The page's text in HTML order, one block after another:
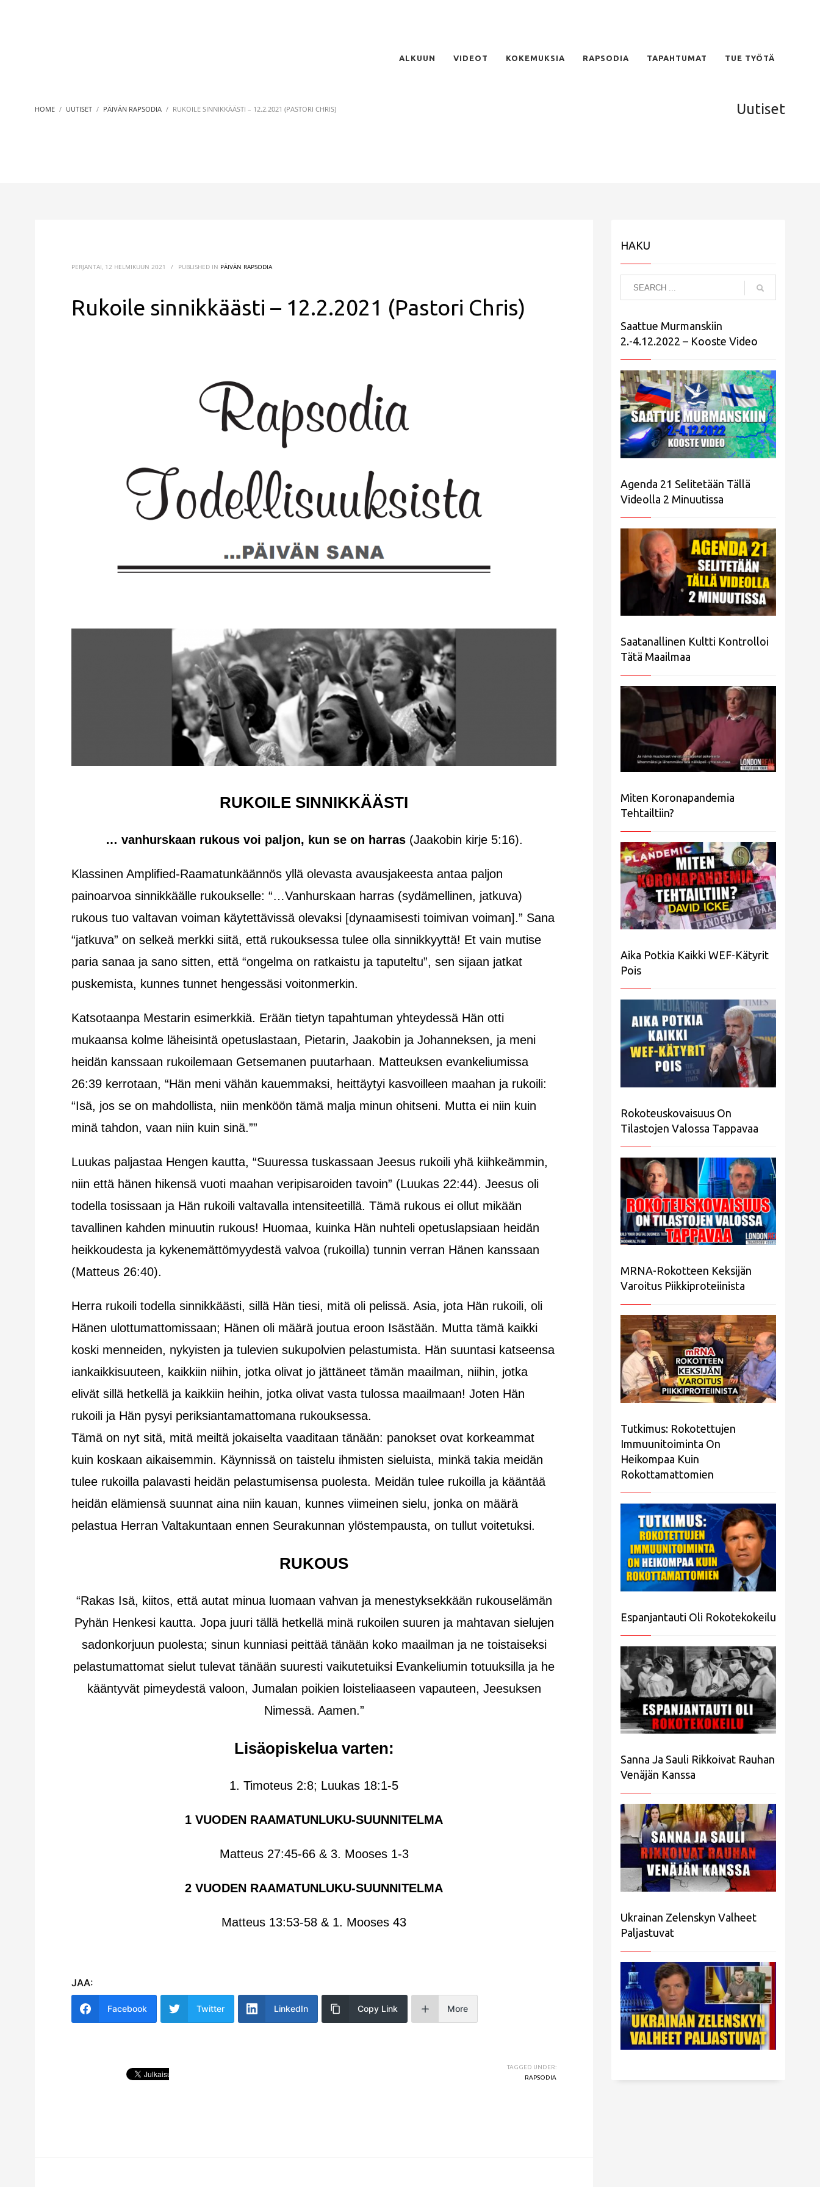
ALKUUN VIDEOT KOKEMUKSIA RAPSODIA TAPAHTUMAT TUE TYÖTÄ
HOME UUTISET PÄIVÄN RAPSODIA RUKOILE SINNIKKÄÄSTI – 12.2.2021 (PASTORI CHRIS) Uutiset
PERJANTAI, 12 HELMIKUUN 2021 / PUBLISHED IN PÄIVÄN RAPSODIA
Rukoile sinnikkäästi – 12.2.2021 (Pastori Chris)
RUKOILE SINNIKKÄÄSTI
… vanhurskaan rukous voi paljon, kun se on harras(Jaakobin kirje 5:16).
Klassinen Amplified-Raamatunkäännös yllä olevasta avausjakeesta antaa paljon
painoarvoa sinnikkäälle rukoukselle: “…Vanhurskaan harras (sydämellinen, jatkuva)
rukous tuo valtavan voiman käytettävissä olevaksi [dynaamisesti toimivan voiman].” Sana
“jatkuva” on selkeä merkki siitä, että rukouksessa tulee olla sinnikkyyttä! Et vain mutise
paria sanaa ja sano sitten, että “ongelma on ratkaistu ja taputeltu”, sen sijaan jatkat
puskemista, kunnes tunnet hengessäsi voitonmerkin.
Katsotaanpa Mestarin esimerkkiä. Erään tietyn tapahtuman yhteydessä Hän otti
mukaansa kolme läheisintä opetuslastaan, Pietarin, Jaakobin ja Johanneksen, ja meni
heidän kanssaan rukoilemaan Getsemanen puutarhaan. Matteuksen evankeliumissa
26:39 kerrotaan, “Hän meni vähän kauemmaksi, heittäytyi kasvoilleen maahan ja rukoili:
“Isä, jos se on mahdollista, niin menköön tämä malja minun ohitseni. Mutta ei niin kuin
minä tahdon, vaan niin kuin sinä.””
Luukas paljastaa Hengen kautta, “Suuressa tuskassaan Jeesus rukoili yhä kiihkeämmin,
niin että hänen hikensä vuoti maahan veripisaroiden tavoin” (Luukas 22:44). Jeesus oli
todella tosissaan ja Hän rukoili valtavalla intensiteetillä. Tämä rukous ei ollut mikään
tavallinen kahden minuutin rukous! Huomaa, kuinka Hän nuhteli opetuslapsiaan heidän
heikkoudesta ja kykenemättömyydestä valvoa (rukoilla) tunnin verran Hänen kanssaan
(Matteus 26:40).
Herra rukoili todella sinnikkäästi, sillä Hän tiesi, mitä oli pelissä. Asia, jota Hän rukoili, oli
Hänen ulottumattomissaan; Hänen oli määrä joutua eroon Isästään. Mutta tämä kaikki
koski menneiden, nykyisten ja tulevien sukupolvien pelastumista. Hän suuntasi katseensa
iankaikkisuuteen, kaikkiin niihin, jotka olivat jo jättäneet tämän maailman, niihin, jotka
elivät sillä hetkellä ja kaikkiin heihin, jotka olivat vasta tulossa maailmaan! Joten Hän
rukoili ja Hän pysyi periksiantamattomana rukouksessa.
Tämä on nyt sitä, mitä meiltä jokaiselta vaaditaan tänään: panokset ovat korkeammat
kuin koskaan aikaisemmin. Käynnissä on taistelu ihmisten sieluista, minkä takia meidän
tulee rukoilla palavasti heidän pelastumisensa puolesta. Meidän tulee rukoilla ja kääntää
heidän elämiensä suunnat aina niin kauan, kunnes viimeinen sielu, jonka on määrä
pelastua Herran Valtakuntaan ennen Seurakunnan ylöstempausta, on tullut voitetuksi.
RUKOUS
“Rakas Isä, kiitos, että autat minua luomaan vahvan ja menestyksekkään rukouselämän
Pyhän Henkesi kautta. Jopa juuri tällä hetkellä minä rukoilen suuren ja mahtavan sielujen
sadonkorjuun puolesta; sinun kunniasi peittää tänään koko maailman ja ne toistaiseksi
pelastumattomat sielut tulevat tänään suuresti vaikutetuiksi Evankeliumin totuuksilla ja he
kääntyvät pimeydestä valoon, Jumalan poikien loisteliaaseen vapauteen, Jeesuksen
Nimessä. Aamen.”
Lisäopiskelua varten:
1. Timoteus 2:8; Luukas 18:1-5
1 VUODEN RAAMATUNLUKU-SUUNNITELMA
Matteus 27:45-66 & 3. Mooses 1-3
2 VUODEN RAAMATUNLUKU-SUUNNITELMA
Matteus 13:53-58 & 1. Mooses 43
JAA:
Facebook Twitter LinkedIn Copy Link More
TAGGED UNDER:
RAPSODIA
HAKU
Saattue Murmanskiin
2.-4.12.2022 – Kooste Video
Agenda 21 Selitetään Tällä
Videolla 2 Minuutissa
Saatanallinen Kultti Kontrolloi
Tätä Maailmaa
Miten Koronapandemia
Tehtailtiin?
Aika Potkia Kaikki WEF-Kätyrit
Pois
Rokoteuskovaisuus On
Tilastojen Valossa Tappavaa
MRNA-Rokotteen Keksijän
Varoitus Piikkiproteiinista
Tutkimus: Rokotettujen
Immuunitoiminta On
Heikompaa Kuin
Rokottamattomien
Espanjantauti Oli Rokotekokeilu
Sanna Ja Sauli Rikkoivat Rauhan
Venäjän Kanssa
Ukrainan Zelenskyn Valheet
Paljastuvat